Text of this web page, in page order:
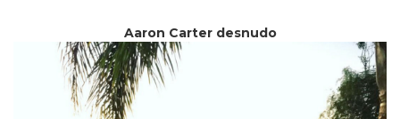
Aaron Carter desnudo